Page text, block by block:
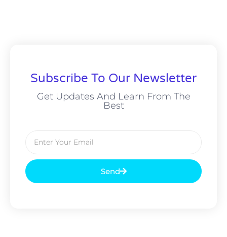
Subscribe To Our Newsletter
Get Updates And Learn From The
Best
Send